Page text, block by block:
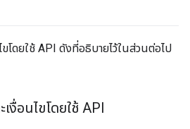
โดยใช้ API ดังที่อธิบายไว้ในส่วนต่อไป
งื่อนไขโดยใช้ API